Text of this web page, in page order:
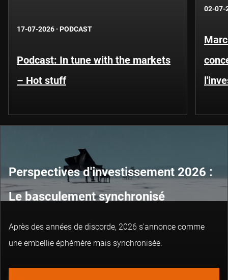
17-07-2026 · PODCAST
Podcast: In tune with the markets
– Hot stuff
02-07-
Perspectives d'investissement 2026 :
Le basculement synchronisé
Après des années de discorde, 2026 s'annonce comme
une embellie éphémère mais synchronisée.